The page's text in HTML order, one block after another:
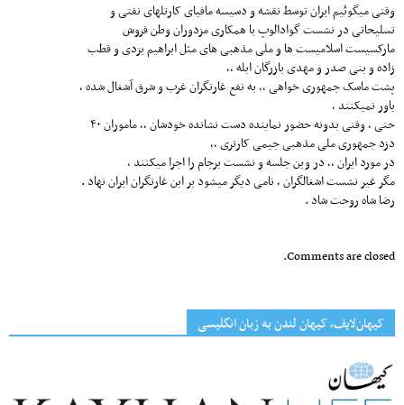
وقتی میگوئیم ایران توسط نقشه و دسیسه مافیای کارتلهای نفتی و
تسلیحاتی در نشست گوادالوپ با همکاری مزدوران وطن فروش
مارکسیست اسلامیست ها و ملی مذهبی های مثل ابراهیم یزدی و قطب
زاده و بنی صدر و مهدی بازرگان ابله ،،
پشت ماسک جمهوری خواهی ،، به نفع غارتگران غرب و شرق آشغال شده ،
باور نمیکنند ،
حتی ، وقتی بدونه حضور نماینده دست نشانده خودشان ،، ماموران ۴۰
دزد جمهوری ملی مذهبی جیمی کارتری ،،
در مورد ایران ،، در وین جلسه و نشست برجام را اجرا میکنند ،
مگر غیر نشست اشغالگران ، نامی دیگر میشود بر این غارتگران ایران نهاد .
رضا شاه روحت شاد .
Comments are closed.
کیهان‌لایف، کیهان لندن به زبان انگلیسی